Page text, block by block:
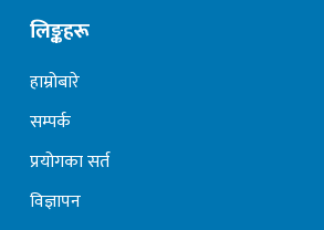
लिङ्कहरू
हाम्रोबारे
सम्पर्क
प्रयोगका सर्त
विज्ञापन